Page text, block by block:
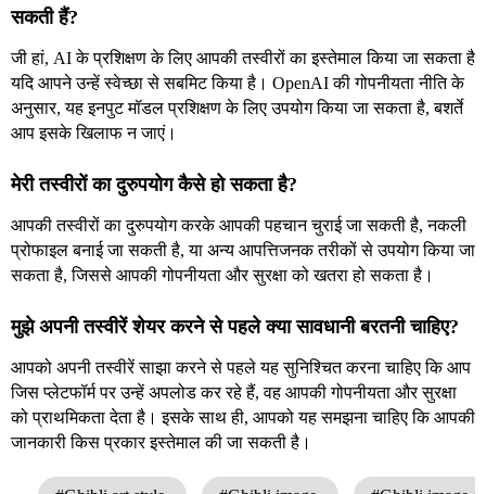
सकती हैं?
जी हां, AI के प्रशिक्षण के लिए आपकी तस्वीरों का इस्तेमाल किया जा सकता है
यदि आपने उन्हें स्वेच्छा से सबमिट किया है। OpenAI की गोपनीयता नीति के
अनुसार, यह इनपुट मॉडल प्रशिक्षण के लिए उपयोग किया जा सकता है, बशर्ते
आप इसके खिलाफ न जाएं।
मेरी तस्वीरों का दुरुपयोग कैसे हो सकता है?
आपकी तस्वीरों का दुरुपयोग करके आपकी पहचान चुराई जा सकती है, नकली
प्रोफाइल बनाई जा सकती है, या अन्य आपत्तिजनक तरीकों से उपयोग किया जा
सकता है, जिससे आपकी गोपनीयता और सुरक्षा को खतरा हो सकता है।
मुझे अपनी तस्वीरें शेयर करने से पहले क्या सावधानी बरतनी चाहिए?
आपको अपनी तस्वीरें साझा करने से पहले यह सुनिश्चित करना चाहिए कि आप
जिस प्लेटफॉर्म पर उन्हें अपलोड कर रहे हैं, वह आपकी गोपनीयता और सुरक्षा
को प्राथमिकता देता है। इसके साथ ही, आपको यह समझना चाहिए कि आपकी
जानकारी किस प्रकार इस्तेमाल की जा सकती है।